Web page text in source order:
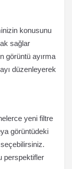
konusunu
sağlar
görüntü ayırma
düzenleyerek
yeni filtre
görüntüdeki
perspektifler